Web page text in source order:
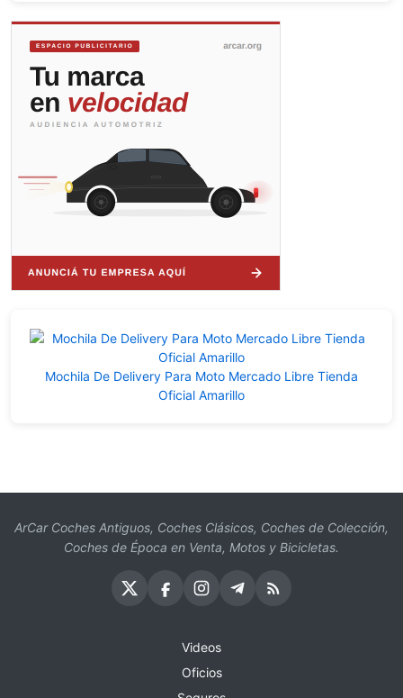
Mochila De Delivery Para Moto Mercado Libre Tienda
Oficial Amarillo
ArCar Coches Antiguos, Coches Clásicos, Coches de Colección,
Coches de Época en Venta, Motos y Bicicletas.
Videos
Oficios